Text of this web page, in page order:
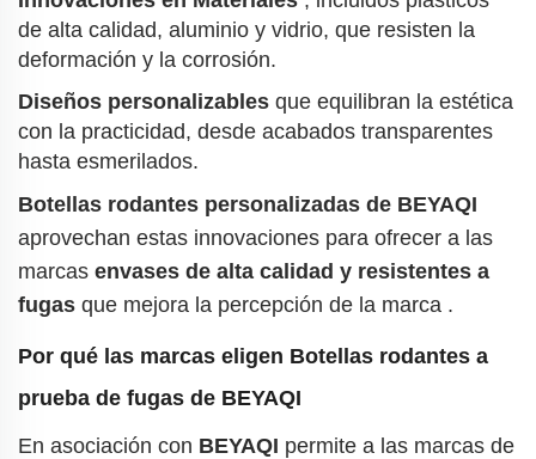
de alta calidad, aluminio y vidrio, que resisten la
deformación y la corrosión.
Diseños personalizables que equilibran la estética
con la practicidad, desde acabados transparentes
hasta esmerilados.
Botellas rodantes personalizadas de BEYAQI
aprovechan estas innovaciones para ofrecer a las
marcas envases de alta calidad y resistentes a
fugas que mejora la percepción de la marca .
Por qué las marcas eligen Botellas rodantes a
prueba de fugas de BEYAQI
En asociación con BEYAQI permite a las marcas de